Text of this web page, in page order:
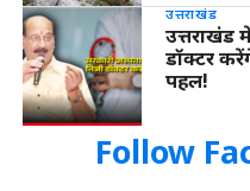
उत्तराखंड
उत्तराखंड
डॉक्टर
पहल!
Follow